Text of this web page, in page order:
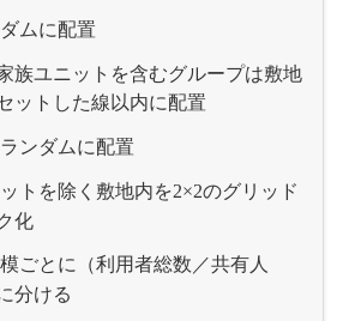
ムに配置
族ユニットを含むグループは敷地
ットした線以内に配置
ンダムに配置
トを除く敷地内を2×2のグリッド
化
ごとに（利用者総数／共有人
分ける